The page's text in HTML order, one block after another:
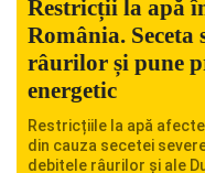
Restricții la apă
România. Seceta
râurilor și pune
energetic
Restricțiile la apă
din cauza secetei
debitele râurilor și ale